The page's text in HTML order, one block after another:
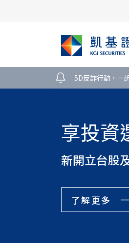
5D反詐行動，一
中華郵
即日起新開
活動詳情